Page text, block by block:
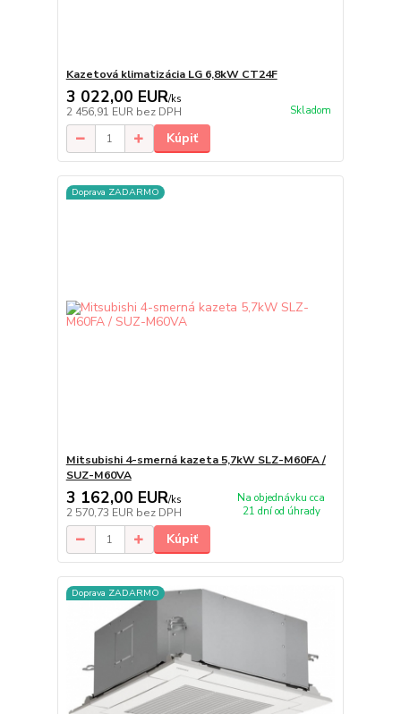
Kazetová klimatizácia LG 6,8kW CT24F
3 022,00 EUR/ks
2 456,91 EUR bez DPH Skladom
Kúpiť
Doprava ZADARMO
Mitsubishi 4-smerná kazeta 5,7kW SLZ-M60FA /
SUZ-M60VA
3 162,00 EUR/ks
2 570,73 EUR bez DPH
Na objednávku cca
21 dní od úhrady
Kúpiť
Doprava ZADARMO